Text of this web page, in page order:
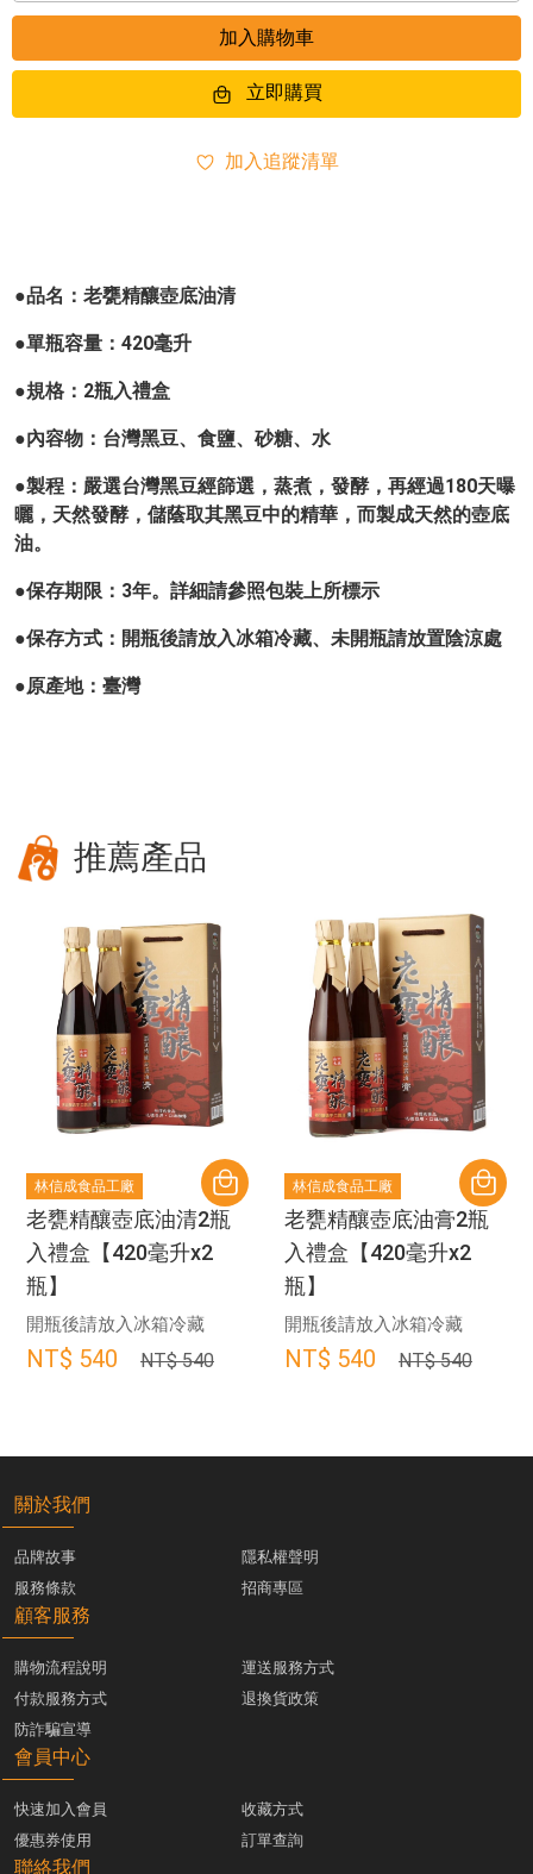
加入購物車
立即購買
加入追蹤清單
●品名：老甕精釀壺底油清
●單瓶容量：420毫升
●規格：2瓶入禮盒
●內容物：台灣黑豆、食鹽、砂糖、水
●製程：嚴選台灣黑豆經篩選，蒸煮，發酵，再經過180天曝
曬，天然發酵，儲蔭取其黑豆中的精華，而製成天然的壺底
油。
●保存期限：3年。詳細請參照包裝上所標示
●保存方式：開瓶後請放入冰箱冷藏、未開瓶請放置陰涼處
●原產地：臺灣
推薦產品
林信成食品工廠
老甕精釀壺底油清2瓶
入禮盒【420毫升x2
瓶】
開瓶後請放入冰箱冷藏
NT$ 540 NT$ 540
林信成食品工廠
老甕精釀壺底油膏2瓶
入禮盒【420毫升x2
瓶】
開瓶後請放入冰箱冷藏
NT$ 540 NT$ 540
關於我們
品牌故事
隱私權聲明
服務條款
招商專區
顧客服務
購物流程說明
運送服務方式
付款服務方式
退換貨政策
防詐騙宣導
會員中心
快速加入會員
收藏方式
優惠券使用
訂單查詢
聯絡我們